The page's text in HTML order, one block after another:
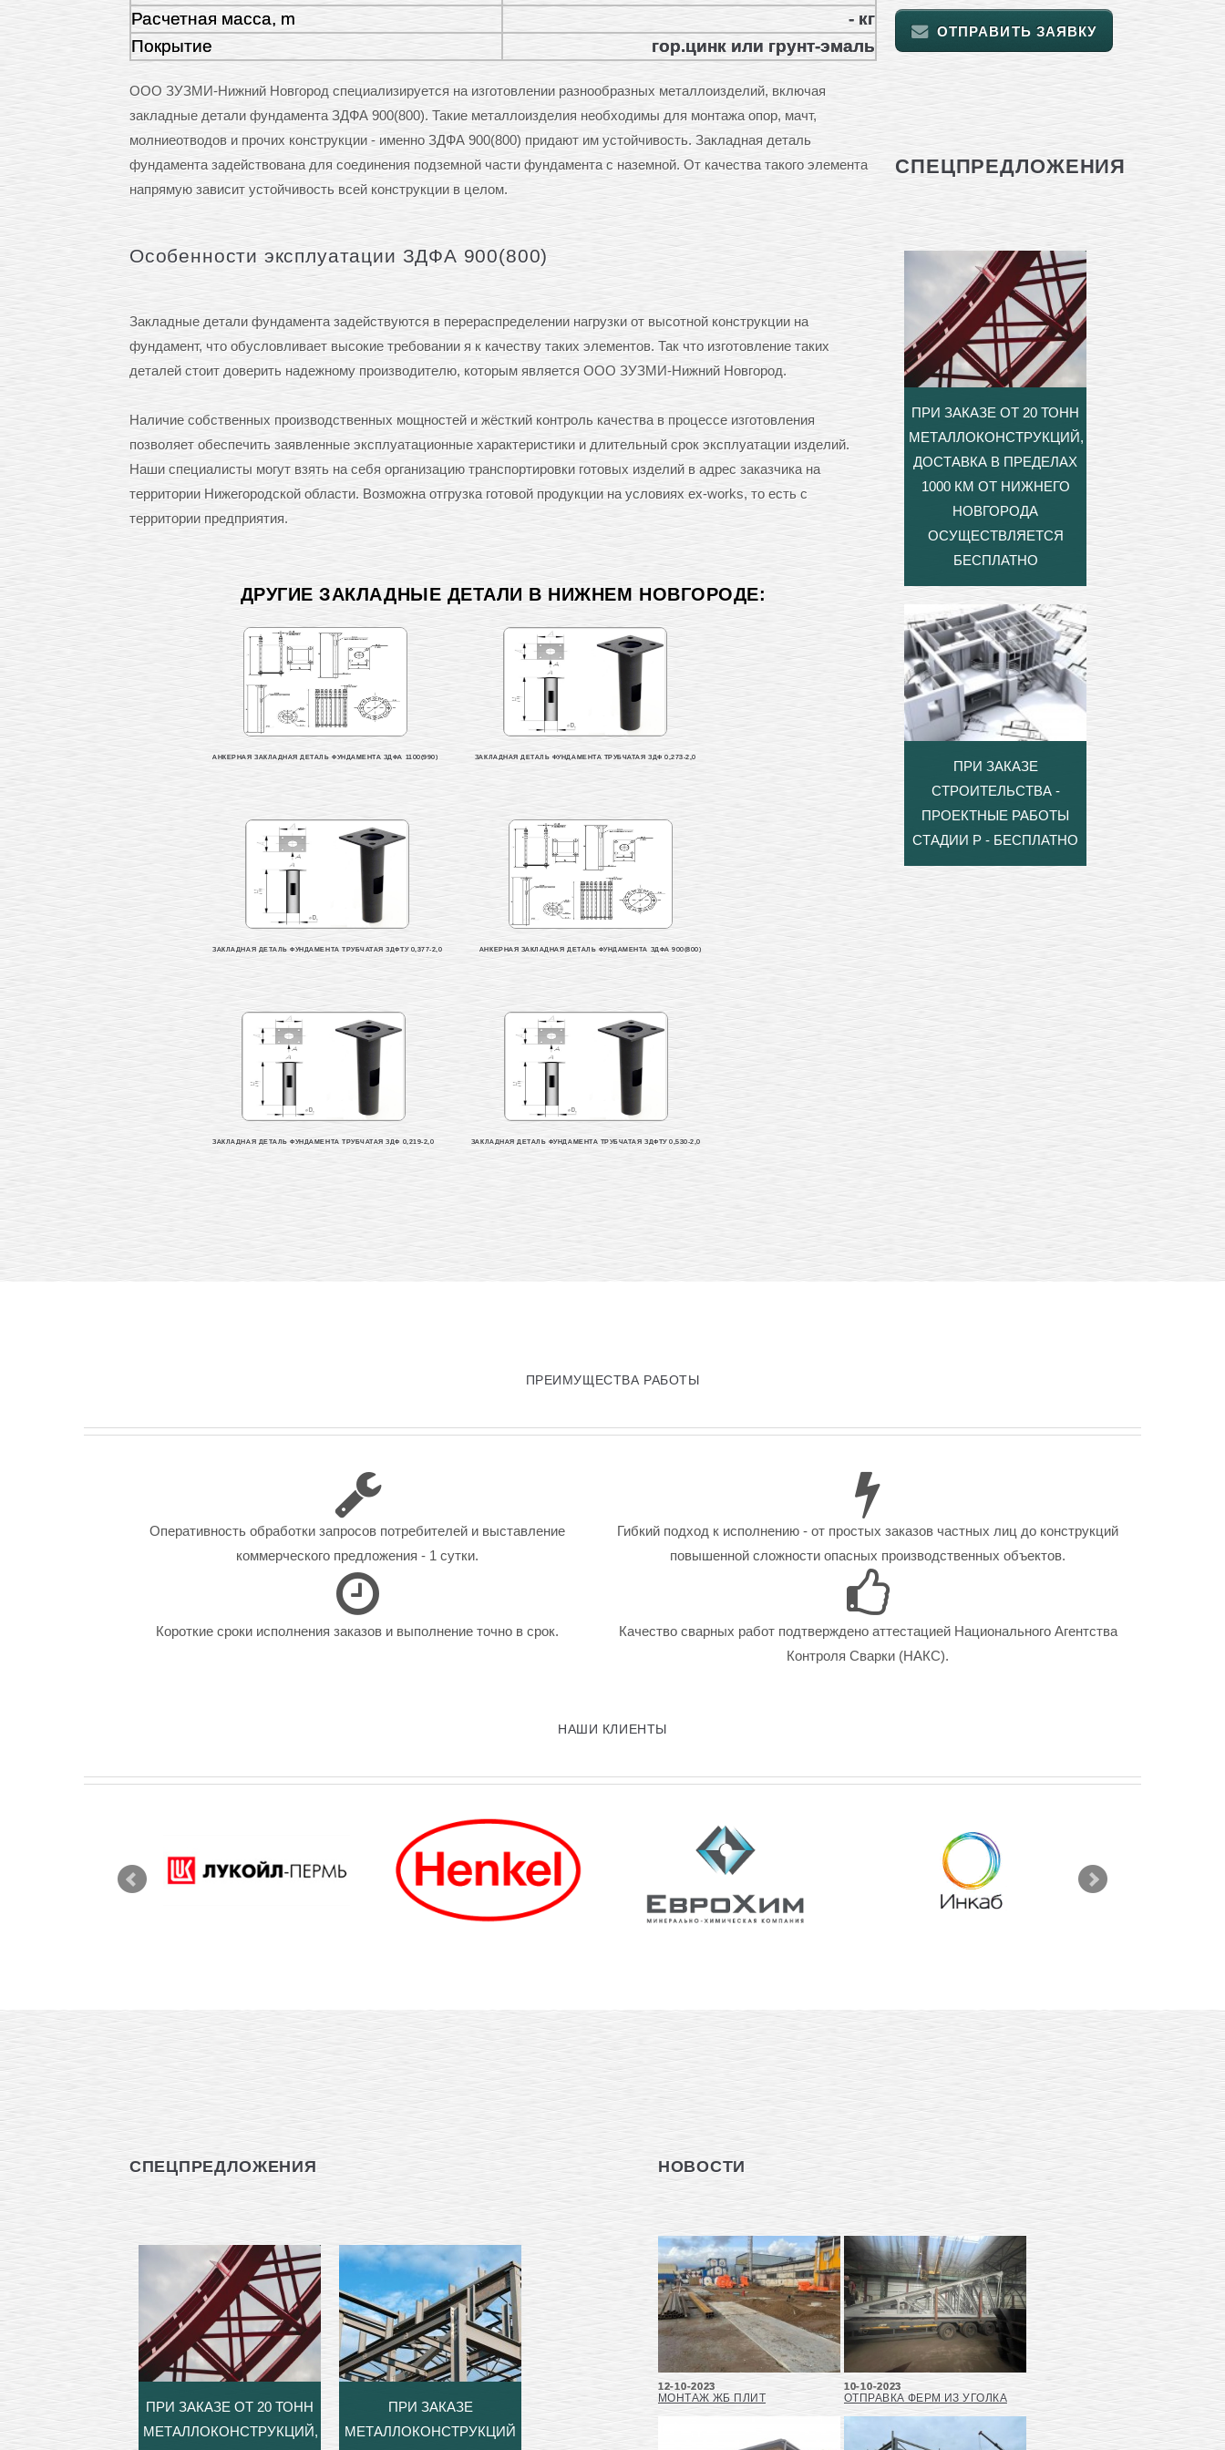
Расчетная масса, m
- кг
Покрытие
гор.цинк или грунт-эмаль
ООО ЗУЗМИ-Нижний Новгород специализируется на изготовлении разнообразных металлоизделий, включая
закладные детали фундамента ЗДФА 900(800). Такие металлоизделия необходимы для монтажа опор, мачт,
молниеотводов и прочих конструкции - именно ЗДФА 900(800) придают им устойчивость. Закладная деталь
фундамента задействована для соединения подземной части фундамента с наземной. От качества такого элемента
напрямую зависит устойчивость всей конструкции в целом.
Особенности эксплуатации ЗДФА 900(800)
Закладные детали фундамента задействуются в перераспределении нагрузки от высотной конструкции на
фундамент, что обусловливает высокие требовании я к качеству таких элементов. Так что изготовление таких
деталей стоит доверить надежному производителю, которым является ООО ЗУЗМИ-Нижний Новгород.
Наличие собственных производственных мощностей и жёсткий контроль качества в процессе изготовления
позволяет обеспечить заявленные эксплуатационные характеристики и длительный срок эксплуатации изделий.
Наши специалисты могут взять на себя организацию транспортировки готовых изделий в адрес заказчика на
территории Нижегородской области. Возможна отгрузка готовой продукции на условиях ex-works, то есть с
территории предприятия.
ДРУГИЕ ЗАКЛАДНЫЕ ДЕТАЛИ В НИЖНЕМ НОВГОРОДЕ:
АНКЕРНАЯ ЗАКЛАДНАЯ ДЕТАЛЬ ФУНДАМЕНТА ЗДФА 1100(990) ЗАКЛАДНАЯ ДЕТАЛЬ ФУНДАМЕНТА ТРУБЧАТАЯ ЗДФ 0,273-2,0
ЗАКЛАДНАЯ ДЕТАЛЬ ФУНДАМЕНТА ТРУБЧАТАЯ ЗДФТУ 0,377-2,0 АНКЕРНАЯ ЗАКЛАДНАЯ ДЕТАЛЬ ФУНДАМЕНТА ЗДФА 900(800)
ЗАКЛАДНАЯ ДЕТАЛЬ ФУНДАМЕНТА ТРУБЧАТАЯ ЗДФ 0,219-2,0 ЗАКЛАДНАЯ ДЕТАЛЬ ФУНДАМЕНТА ТРУБЧАТАЯ ЗДФТУ 0,530-2,0
ОТПРАВИТЬ ЗАЯВКУ
СПЕЦПРЕДЛОЖЕНИЯ
ПРИ ЗАКАЗЕ ОТ 20 ТОНН
МЕТАЛЛОКОНСТРУКЦИЙ,
ДОСТАВКА В ПРЕДЕЛАХ
1000 КМ ОТ НИЖНЕГО
НОВГОРОДА
ОСУЩЕСТВЛЯЕТСЯ
БЕСПЛАТНО
ПРИ ЗАКАЗЕ
СТРОИТЕЛЬСТВА -
ПРОЕКТНЫЕ РАБОТЫ
СТАДИИ Р - БЕСПЛАТНО
ПРЕИМУЩЕСТВА РАБОТЫ
Оперативность обработки запросов потребителей и выставление
коммерческого предложения - 1 сутки.
Гибкий подход к исполнению - от простых заказов частных лиц до конструкций
повышенной сложности опасных производственных объектов.
Короткие сроки исполнения заказов и выполнение точно в срок.
Качество сварных работ подтверждено аттестацией Национального Агентства
Контроля Сварки (НАКС).
НАШИ КЛИЕНТЫ
СПЕЦПРЕДЛОЖЕНИЯ
ПРИ ЗАКАЗЕ ОТ 20 ТОНН
МЕТАЛЛОКОНСТРУКЦИЙ,
ПРИ ЗАКАЗЕ
МЕТАЛЛОКОНСТРУКЦИЙ
НОВОСТИ
12-10-2023
МОНТАЖ ЖБ ПЛИТ
10-10-2023
ОТПРАВКА ФЕРМ ИЗ УГОЛКА